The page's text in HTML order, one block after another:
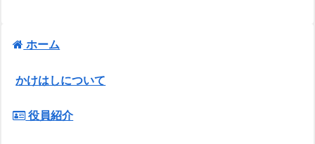
ホーム
かけはしについて
役員紹介